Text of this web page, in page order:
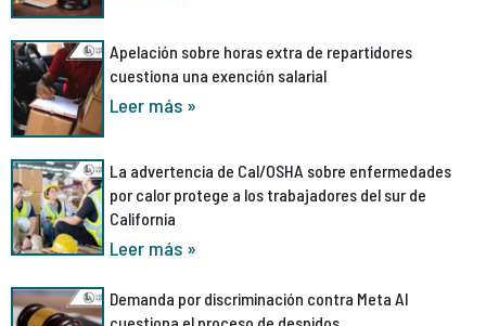
Apelación sobre horas extra de repartidores
cuestiona una exención salarial
Leer más »
La advertencia de Cal/OSHA sobre enfermedades
por calor protege a los trabajadores del sur de
California
Leer más »
Demanda por discriminación contra Meta AI